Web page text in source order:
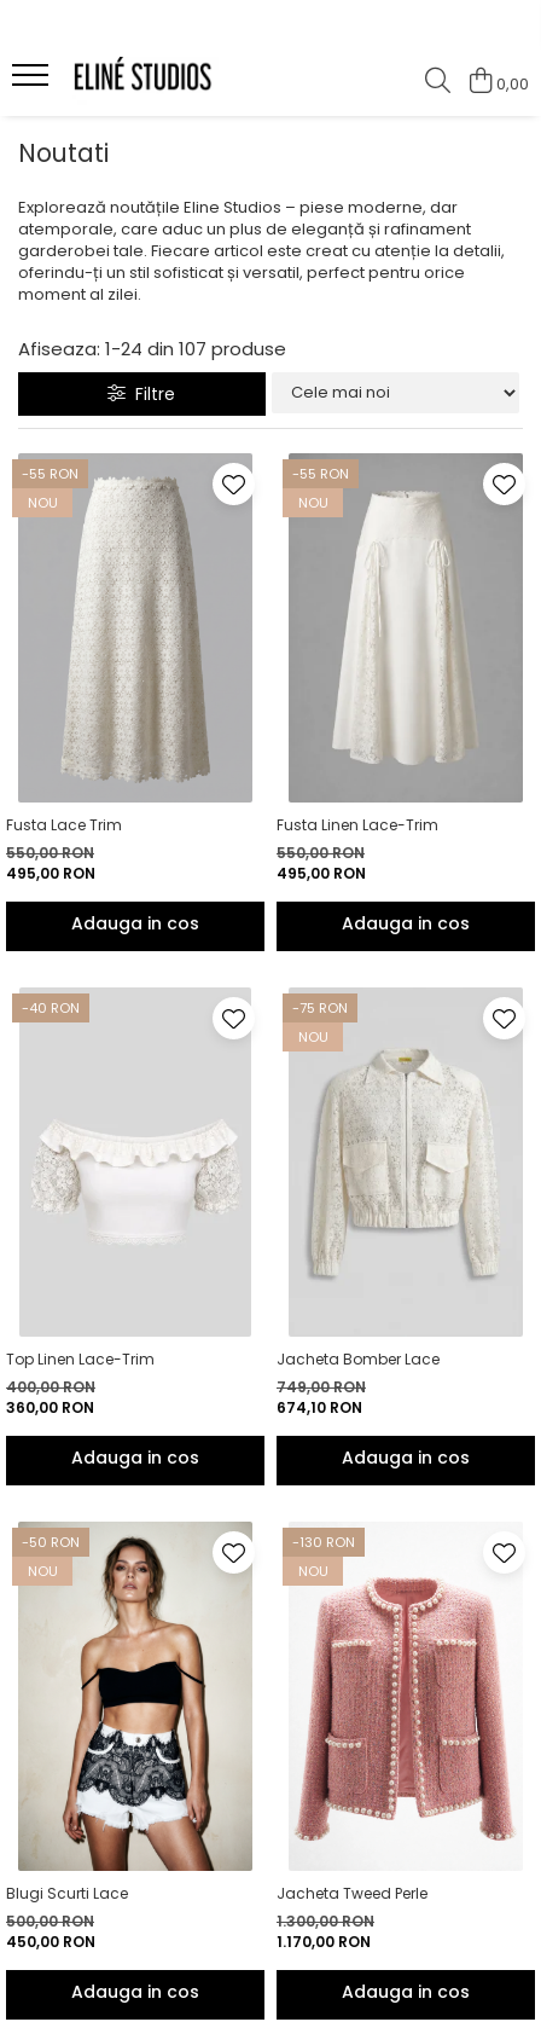
Magazin
Noutati
Rochii
Blugi
Pantaloni
Topuri
Jachete
Paltoane
Costume Baie
Lichidare de stoc
0,00
Noutati
Explorează noutățile Eline Studios – piese moderne, dar
atemporale, care aduc un plus de eleganță și rafinament
garderobei tale. Fiecare articol este creat cu atenție la detalii,
oferindu-ți un stil sofisticat și versatil, perfect pentru orice
moment al zilei.
Afiseaza: 1-24 din 107 produse
Filtre
-55 RON
NOU
Fusta Lace Trim
550,00 RON
495,00 RON
-55 RON
NOU
Fusta Linen Lace-Trim
550,00 RON
495,00 RON
-40 RON
Top Linen Lace-Trim
400,00 RON
360,00 RON
-75 RON
NOU
Jacheta Bomber Lace
749,00 RON
674,10 RON
-50 RON
NOU
Blugi Scurti Lace
500,00 RON
450,00 RON
-130 RON
NOU
Jacheta Tweed Perle
1.300,00 RON
1.170,00 RON